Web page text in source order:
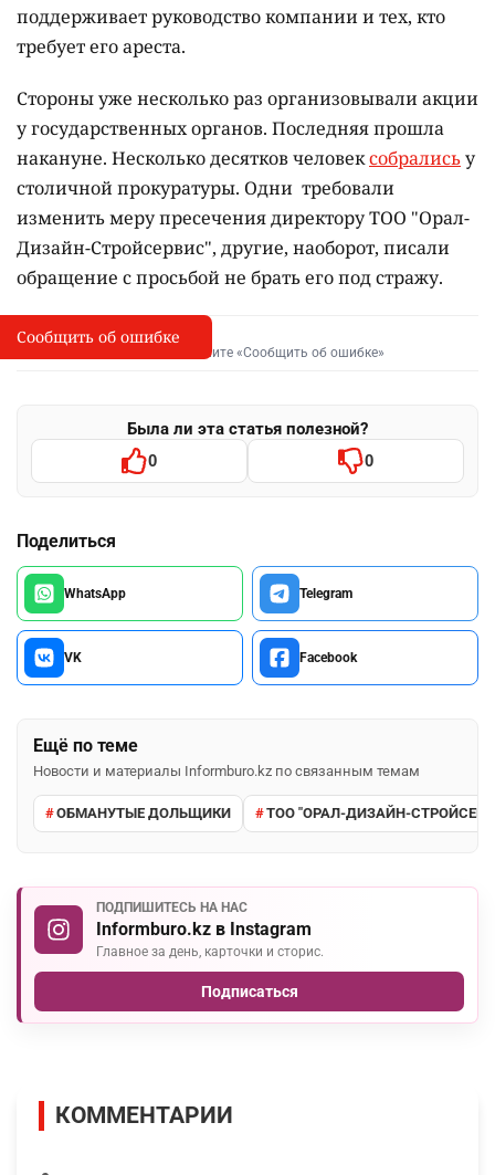
поддерживает руководство компании и тех, кто
требует его ареста.
Стороны уже несколько раз организовывали акции
у государственных органов. Последняя прошла
накануне. Несколько десятков человексобралисьу
столичной прокуратуры. Одни требовали
изменить меру пресечения директору ТОО "Орал-
Дизайн-Стройсервис", другие, наоборот, писали
обращение с просьбой не брать его под стражу.
I
Сообщить об опечатке
Выделите фрагмент и нажмите «Сообщить об ошибке»
Была ли эта статья полезной?
0 0
Поделиться
WhatsApp Telegram
VK Facebook
Ещё по теме
Новости и материалы Informburo.kz по связанным темам
ОБМАНУТЫЕ ДОЛЬЩИКИ ТОО "ОРАЛ-ДИЗАЙН-
ПОДПИШИТЕСЬ НА НАС
Informburo.kz в Instagram
Главное за день, карточки и сторис.
Подписаться
Сообщить об ошибке
КОММЕНТАРИИ